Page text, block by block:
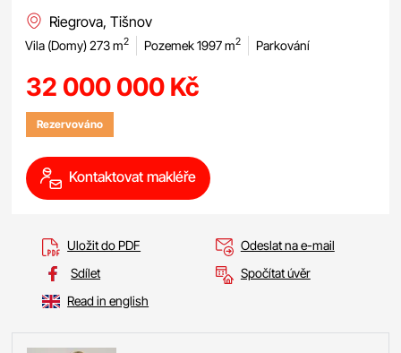
Riegrova, Tišnov
Vila (Domy) 273 m2 Pozemek 1997 m2 Parkování
32 000 000 Kč
Rezervováno
Kontaktovat makléře
Uložit do PDF
Odeslat na e-mail
Sdílet
Spočítat úvěr
Read in english